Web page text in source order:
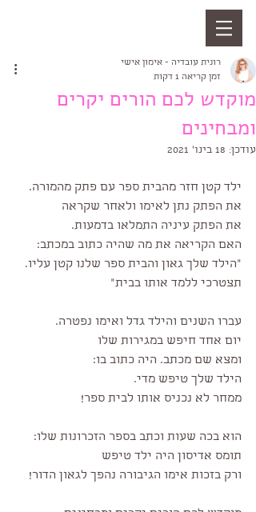
מוקדש לכם הורים יקרים
ומבחינים
רונית עובדיה - אימון אישי
זמן קריאה 1 דקות
עודכן: 18 בינו׳ 2021
ילד קטן חזר מהבית ספר עם פתק מהמורה.
את הפתק נתן לאימו ולאחר שקראה
את הפתק עיניה התמלאו בדמעות.
האם הקריאה את מה שהיה כתוב במכתב:
"הילד שלך גאון והבית ספר שלנו קטן עליו.
תצטרכי ללמד אותו בבית"
עברו השנים והילד גדל ואימו נפטרה.
יום אחד חיפש במגירות שלו
ומצא שם מכתב. היה כתוב בו:
הילד שלך טיפש מדי.
ממחר לא נכניס אותו לבית ספר!
הוא בכה שעות וכתב בספר הזכרונות שלו:
תומס אדיסון היה ילד טיפש
ורק בזכות אימו הגיבורה נהפך לגאון הדור!